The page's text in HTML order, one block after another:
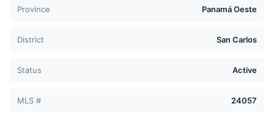
Province Panamá Oeste
District San Carlos
Status Active
MLS # 24057